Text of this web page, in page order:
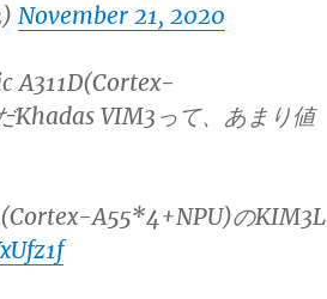
November 21, 2020
A311D(Cortex-
VIM3って、あまり値
A55*4+NPU)のKIM3L